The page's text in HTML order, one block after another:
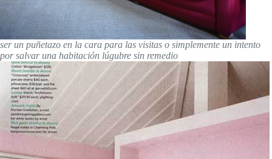
ser un puñetazo en la cara para las visitas o simplemente un intento
por salvar una habitación lúgubre sin remedio